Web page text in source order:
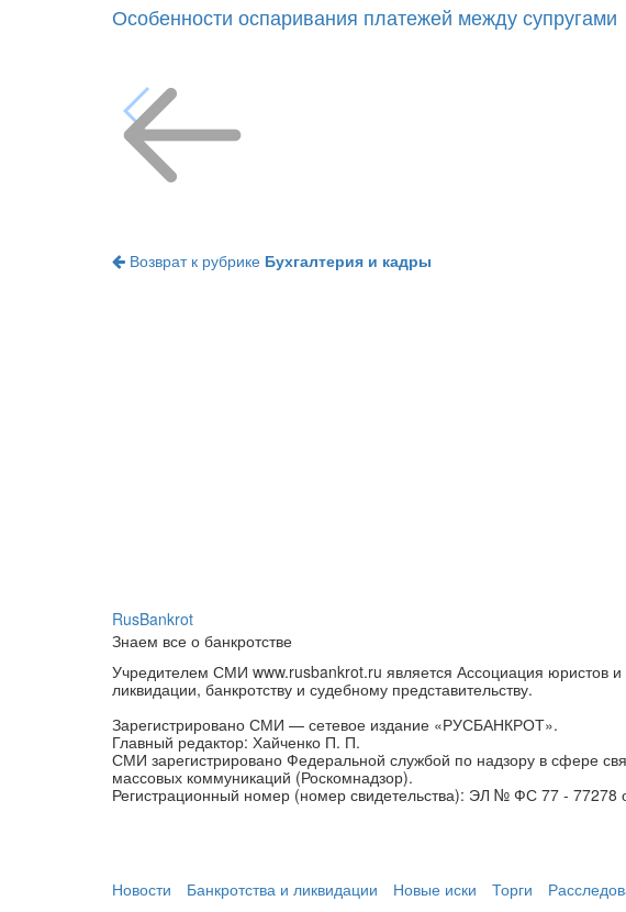
Особенности оспаривания платежей между супругами
Возврат к рубрике Бухгалтерия и кадры
RusBankrot
Знаем все о банкротстве
Учредителем СМИ www.rusbankrot.ru является Ассоциация юристов
ликвидации, банкротству и судебному представительству.
Зарегистрировано СМИ — сетевое издание «РУСБАНКРОТ».
Главный редактор: Хайченко П. П.
СМИ зарегистрировано Федеральной службой по надзору в сфере
массовых коммуникаций (Роскомнадзор).
Регистрационный номер (номер свидетельства): ЭЛ № ФС 77 - 77278
Новости Банкротства и ликвидации Новые иски Торги